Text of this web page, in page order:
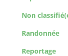
Non
Randonnée
Reportage